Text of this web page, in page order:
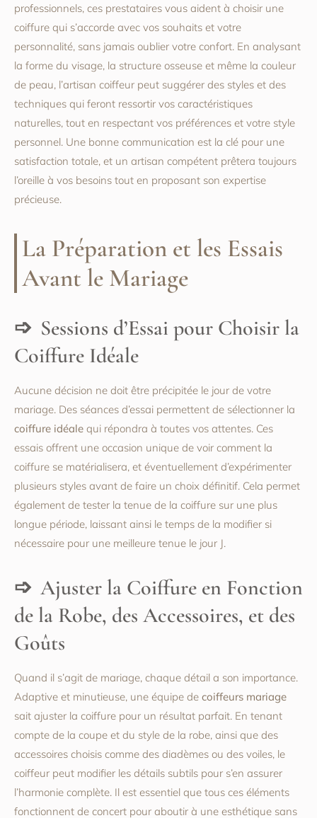
professionnels, ces prestataires vous aident à choisir une
coiffure qui s’accorde avec vos souhaits et votre
personnalité, sans jamais oublier votre confort. En analysant
la forme du visage, la structure osseuse et même la couleur
de peau, l’artisan coiffeur peut suggérer des styles et des
techniques qui feront ressortir vos caractéristiques
naturelles, tout en respectant vos préférences et votre style
personnel. Une bonne communication est la clé pour une
satisfaction totale, et un artisan compétent prêtera toujours
l’oreille à vos besoins tout en proposant son expertise
précieuse.
La Préparation et les Essais
Avant le Mariage
Sessions d’Essai pour Choisir la
Coiffure Idéale
Aucune décision ne doit être précipitée le jour de votre
mariage. Des séances d’essai permettent de sélectionner la
coiffure idéale qui répondra à toutes vos attentes. Ces
essais offrent une occasion unique de voir comment la
coiffure se matérialisera, et éventuellement d’expérimenter
plusieurs styles avant de faire un choix définitif. Cela permet
également de tester la tenue de la coiffure sur une plus
longue période, laissant ainsi le temps de la modifier si
nécessaire pour une meilleure tenue le jour J.
Ajuster la Coiffure en Fonction
de la Robe, des Accessoires, et des
Goûts
Quand il s’agit de mariage, chaque détail a son importance.
Adaptive et minutieuse, une équipe de coiffeurs mariage
sait ajuster la coiffure pour un résultat parfait. En tenant
compte de la coupe et du style de la robe, ainsi que des
accessoires choisis comme des diadèmes ou des voiles, le
coiffeur peut modifier les détails subtils pour s’en assurer
l’harmonie complète. Il est essentiel que tous ces éléments
fonctionnent de concert pour aboutir à une esthétique sans